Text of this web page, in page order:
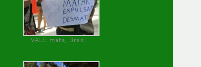
VALE mata, Brasil